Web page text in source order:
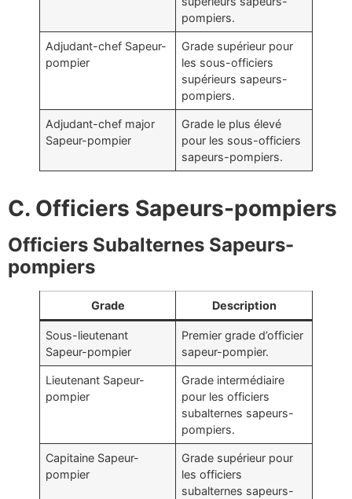
pompiers.
Adjudant-chef Sapeur-
pompier
Grade supérieur pour
les sous-officiers
supérieurs sapeurs-
pompiers.
Adjudant-chef major
Sapeur-pompier
Grade le plus élevé
pour les sous-officiers
sapeurs-pompiers.
C. Officiers Sapeurs-pompiers
Officiers Subalternes Sapeurs-
pompiers
Grade Description
Sous-lieutenant
Sapeur-pompier
Premier grade d’officier
sapeur-pompier.
Lieutenant Sapeur-
pompier
Grade intermédiaire
pour les officiers
subalternes sapeurs-
pompiers.
Capitaine Sapeur-
pompier
Grade supérieur pour
les officiers
subalternes sapeurs-